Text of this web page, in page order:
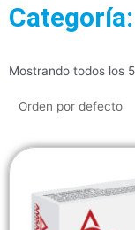
Mostrando todos los